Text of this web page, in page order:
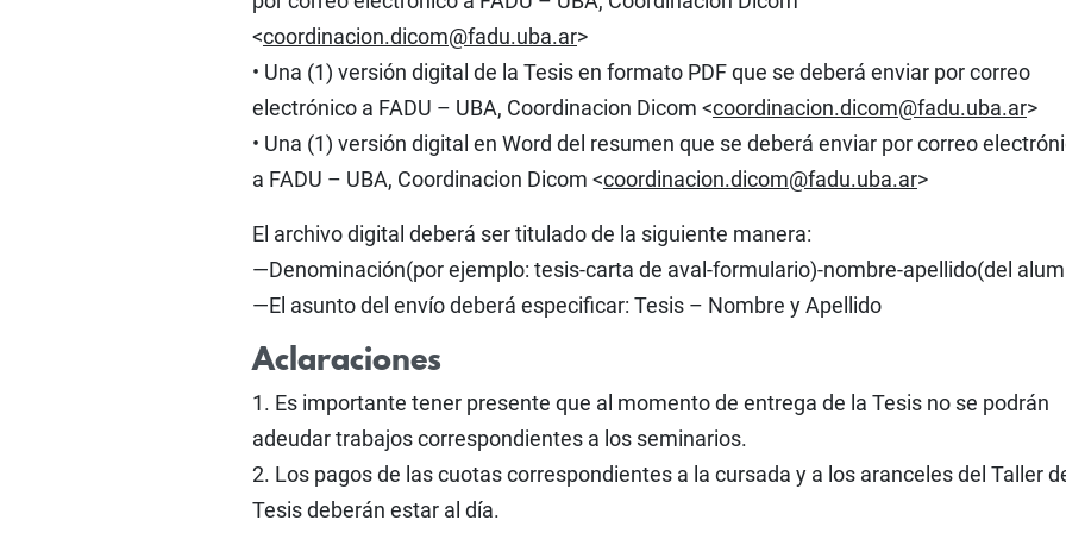
<coordinacion.dicom@fadu.uba.ar>
• Una (1) versión digital de la Tesis en formato PDF que se deberá enviar por correo
electrónico a FADU – UBA, Coordinacion Dicom <coordinacion.dicom@fadu.uba.ar>
• Una (1) versión digital en Word del resumen que se deberá enviar por correo
a FADU – UBA, Coordinacion Dicom <coordinacion.dicom@fadu.uba.ar>
El archivo digital deberá ser titulado de la siguiente manera:
—Denominación(por ejemplo: tesis-carta de aval-formulario)-nombre-apellido(del
—El asunto del envío deberá especificar: Tesis – Nombre y Apellido
Aclaraciones
1. Es importante tener presente que al momento de entrega de la Tesis no se podrán
adeudar trabajos correspondientes a los seminarios.
2. Los pagos de las cuotas correspondientes a la cursada y a los aranceles del Taller
Tesis deberán estar al día.